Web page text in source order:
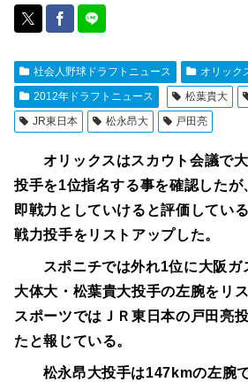
社会人野球ドラフトニュース
オリック
2012年ドラフトニュース
松葉貴大
JR東日本
松永昂大 戸田亮
オリックスはスカウト会議で
投手を1位指名する事を確認したが
即戦力としていけると評価してい
戦力投手をリストアップした。
スポニチでは外れ1位に大阪ガ
大体大・松葉貴大投手の左腕をリ
スポーツではＪＲ東日本の戸田亮
たと報じている。
松永昂大投手は147kmの左腕